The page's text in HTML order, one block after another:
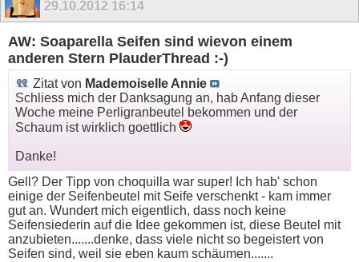
29.10.2012 16:14
AW: Soaparella Seifen sind wievon einem
anderen Stern PlauderThread :-)
Zitat von Mademoiselle Annie
Schliess mich der Danksagung an, hab Anfang dieser
Woche meine Perligranbeutel bekommen und der
Schaum ist wirklich goettlich
Danke!
Gell? Der Tipp von choquilla war super! Ich hab' schon
einige der Seifenbeutel mit Seife verschenkt - kam immer
gut an. Wundert mich eigentlich, dass noch keine
Seifensiederin auf die Idee gekommen ist, diese Beutel mit
anzubieten.......denke, dass viele nicht so begeistert von
Seifen sind, weil sie eben kaum schäumen.......